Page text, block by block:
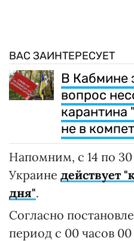
ВАС ЗАИНТЕРЕСУЕТ
В Кабмине
вопрос
карантина
не в
Напомним, с 14 по
Украине действует
дня".
Согласно
период с 00 часов